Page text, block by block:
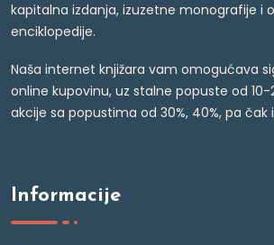
kapitalna izdanja, izuzetne monografije i
enciklopedije.
Naša internet knjižara vam omogućava
online kupovinu, uz stalne popuste od 10-
akcije sa popustima od 30%, 40%, pa čak i
Informacije